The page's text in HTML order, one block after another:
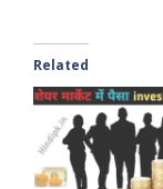
Related